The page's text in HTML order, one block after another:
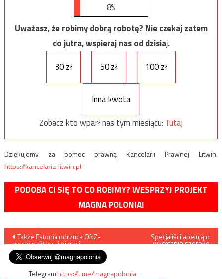
8%
Uważasz, że robimy dobrą robotę? Nie czekaj zatem
do jutra, wspieraj nas od dzisiaj.
30 zł
50 zł 100 zł
Inna kwota
Zobacz kto wparł nas tym miesiącu: Tutaj
Dziękujemy za pomoc prawną Kancelarii Prawnej Litwin:
https://kancelaria-litwin.pl
PODOBA CI SIĘ TO CO ROBIMY? WESPRZYJ PROJEKT
MAGNA POLONIA!
Nawigacja
wpisu
Także Estonia odrzuca ONZ-
owski pakt ws. imigracji
Specjaliści apelują o
wycofanie szeroko
Telegramhttps://t.me/magnapolonia